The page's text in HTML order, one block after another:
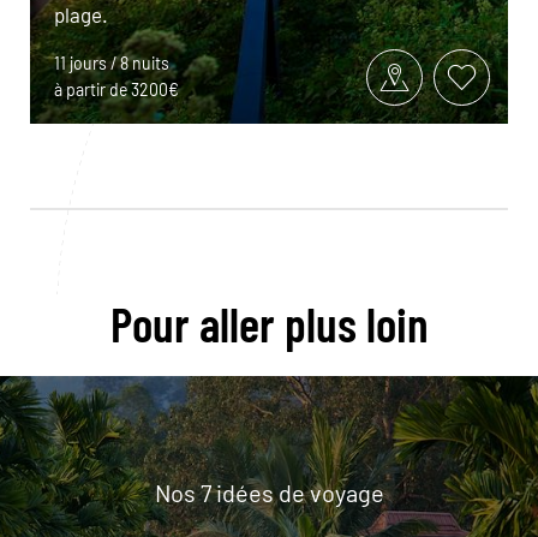
plage.
11 jours / 8 nuits
à partir de 3200€
Pour aller plus loin
Nos 7 idées de voyage